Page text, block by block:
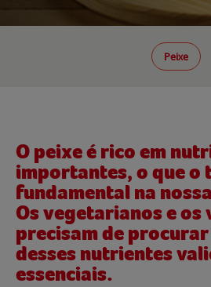
Peixe
O peixe é rico em
importantes, o que o
fundamental na
Os vegetarianos e os
precisam de
desses nutrientes
essenciais.